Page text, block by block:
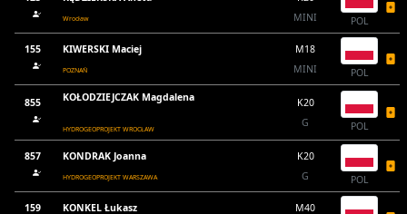
Wrocław
MINI
POL
155 KIWERSKI Maciej
POZNAŃ
M18
MINI
POL
855 KOŁODZIEJCZAK Magdalena
HYDROGEOPROJEKT WROCŁAW
K20
G
POL
857 KONDRAK Joanna
HYDROGEOPROJEKT WARSZAWA
K20
G
POL
159 KONKEL Łukasz M40